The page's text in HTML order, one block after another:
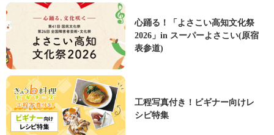
心踊る！「よさこい高知文化祭
2026」in スーパーよさこい(原宿
表参道)
工程写真付き！ビギナー向けレ
シピ特集